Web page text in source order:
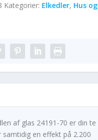
Kategorier: Elkedler, Hus og
af glas 24191-70 er din te
samtidig en effekt på 2.200